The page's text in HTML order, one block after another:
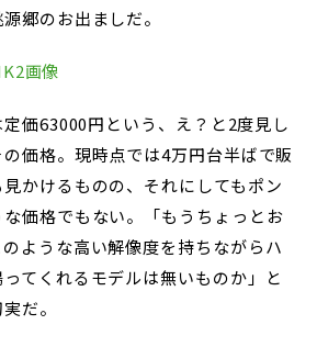
郷のお出ましだ。
画像
価63000円という、え？と2度見し
価格。現時点では4万円台半ばで販
かけるものの、それにしてもポン
価格でもない。「もうちょっとお
ような高い解像度を持ちながらハ
てくれるモデルは無いものか」と
だ。